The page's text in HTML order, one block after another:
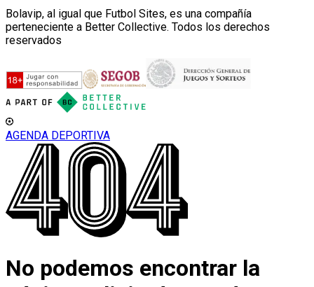
Bolavip, al igual que Futbol Sites, es una compañía
perteneciente a Better Collective. Todos los derechos
reservados
AGENDA DEPORTIVA
No podemos encontrar la